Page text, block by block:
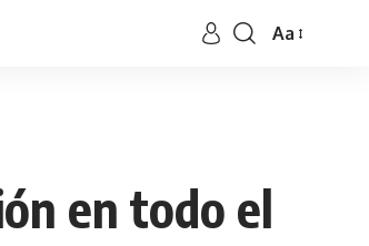
Aa
en todo el